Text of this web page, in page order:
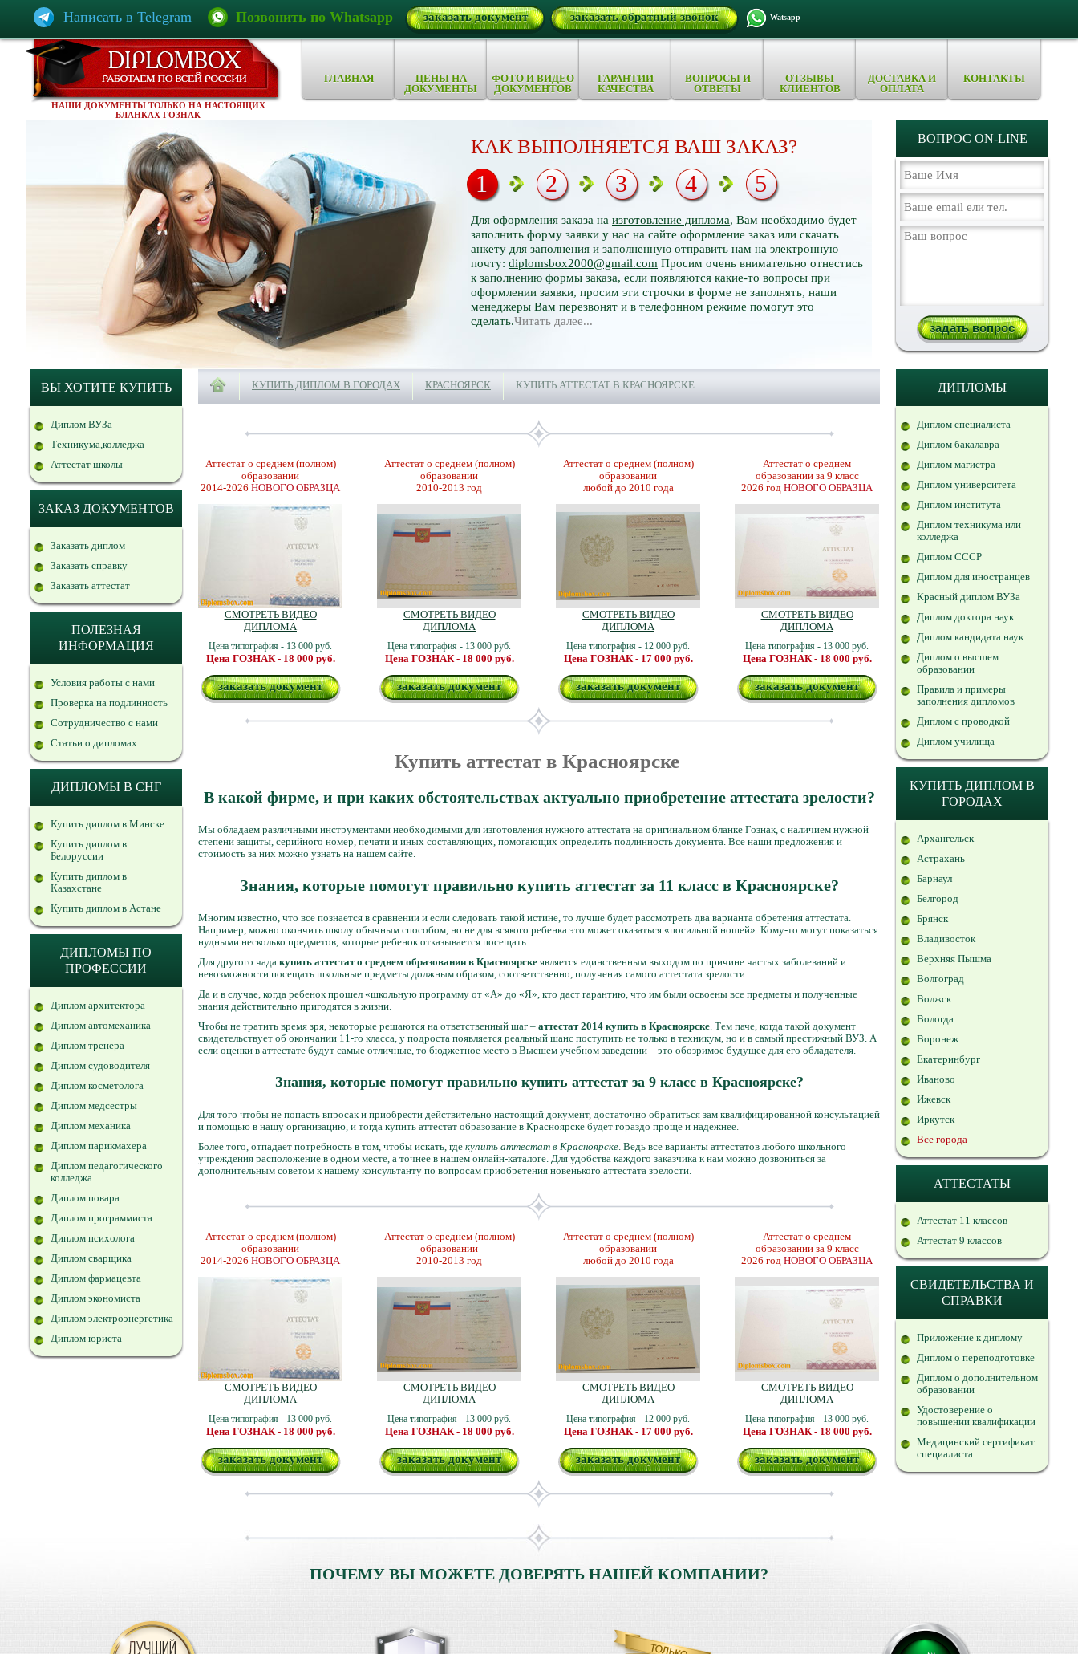
Написать в Telegram Позвонить по Whatsapp заказать документ заказать обратный звонок Watsapp
НАШИ ДОКУМЕНТЫ ТОЛЬКО НА НАСТОЯЩИХ
БЛАНКАХ ГОЗНАК
ГЛАВНАЯ
ЦЕНЫ НА
ДОКУМЕНТЫ
ФОТО И ВИДЕО
ДОКУМЕНТОВ
ГАРАНТИИ
КАЧЕСТВА
ВОПРОСЫ И
ОТВЕТЫ
ОТЗЫВЫ
КЛИЕНТОВ
ДОСТАВКА И
ОПЛАТА
КОНТАКТЫ
КАК ВЫПОЛНЯЕТСЯ ВАШ ЗАКАЗ?
Для оформления заказа на изготовление диплома, Вам необходимо будет
заполнить форму заявки у нас на сайте оформление заказ или скачать
анкету для заполнения и заполненную отправить нам на электронную
почту: diplomsbox2000@gmail.com Просим очень внимательно отнестись
к заполнению формы заказа, если появляются какие-то вопросы при
оформлении заявки, просим эти строчки в форме не заполнять, наши
менеджеры Вам перезвонят и в телефонном режиме помогут это
сделать.Читать далее...
1 2 3 4 5
ВОПРОС ON-LINE
ВЫ ХОТИТЕ КУПИТЬ
Диплом ВУЗа
Техникума,колледжа
Аттестат школы
ЗАКАЗ ДОКУМЕНТОВ
Заказать диплом
Заказать справку
Заказать аттестат
ПОЛЕЗНАЯ
ИНФОРМАЦИЯ
Условия работы с нами
Проверка на подлинность
Сотрудничество с нами
Статьи о дипломах
ДИПЛОМЫ В СНГ
Купить диплом в Минске
Купить диплом в
Белоруссии
Купить диплом в
Казахстане
Купить диплом в Астане
ДИПЛОМЫ ПО
ПРОФЕССИИ
Диплом архитектора
Диплом автомеханика
Диплом тренера
Диплом судоводителя
Диплом косметолога
Диплом медсестры
Диплом механика
Диплом парикмахера
Диплом педагогического
колледжа
Диплом повара
Диплом программиста
Диплом психолога
Диплом сварщика
Диплом фармацевта
Диплом экономиста
Диплом электроэнергетика
Диплом юриста
КУПИТЬ ДИПЛОМ В ГОРОДАХ КРАСНОЯРСК КУПИТЬ АТТЕСТАТ В КРАСНОЯРСКЕ
Аттестат о среднем (полном)
образовании
2014-2026 НОВОГО ОБРАЗЦА
СМОТРЕТЬ ВИДЕО
ДИПЛОМА
Цена типография - 13 000 руб.
Цена ГОЗНАК - 18 000 руб.
заказать документ
Аттестат о среднем (полном)
образовании
2010-2013 год
СМОТРЕТЬ ВИДЕО
ДИПЛОМА
Цена типография - 13 000 руб.
Цена ГОЗНАК - 18 000 руб.
заказать документ
Аттестат о среднем (полном)
образовании
любой до 2010 года
СМОТРЕТЬ ВИДЕО
ДИПЛОМА
Цена типография - 12 000 руб.
Цена ГОЗНАК - 17 000 руб.
заказать документ
Аттестат о среднем
образовании за 9 класс
2026 год НОВОГО ОБРАЗЦА
СМОТРЕТЬ ВИДЕО
ДИПЛОМА
Цена типография - 13 000 руб.
Цена ГОЗНАК - 18 000 руб.
заказать документ
Купить аттестат в Красноярске
В какой фирме, и при каких обстоятельствах актуально приобретение аттестата зрелости?
Мы обладаем различными инструментами необходимыми для изготовления нужного аттестата на оригинальном бланке Гознак, с наличием нужной
степени защиты, серийного номер, печати и иных составляющих, помогающих определить подлинность документа. Все наши предложения и
стоимость за них можно узнать на нашем сайте.
Знания, которые помогут правильно купить аттестат за 11 класс в Красноярске?
Многим известно, что все познается в сравнении и если следовать такой истине, то лучше будет рассмотреть два варианта обретения аттестата.
Например, можно окончить школу обычным способом, но не для всякого ребенка это может оказаться «посильной ношей». Кому-то могут показаться
нудными несколько предметов, которые ребенок отказывается посещать.
Для другого чада купить аттестат о среднем образовании в Красноярске является единственным выходом по причине частых заболеваний и
невозможности посещать школьные предметы должным образом, соответственно, получения самого аттестата зрелости.
Да и в случае, когда ребенок прошел «школьную программу от «А» до «Я», кто даст гарантию, что им были освоены все предметы и полученные
знания действительно пригодятся в жизни.
Чтобы не тратить время зря, некоторые решаются на ответственный шаг – аттестат 2014 купить в Красноярске. Тем паче, когда такой документ
свидетельствует об окончании 11-го класса, у подроста появляется реальный шанс поступить не только в техникум, но и в самый престижный ВУЗ. А
если оценки в аттестате будут самые отличные, то бюджетное место в Высшем учебном заведении – это обозримое будущее для его обладателя.
Знания, которые помогут правильно купить аттестат за 9 класс в Красноярске?
Для того чтобы не попасть впросак и приобрести действительно настоящий документ, достаточно обратиться зам квалифицированной консультацией
и помощью в нашу организацию, и тогда купить аттестат образование в Красноярске будет гораздо проще и надежнее.
Более того, отпадает потребность в том, чтобы искать, где купить аттестат в Красноярске. Ведь все варианты аттестатов любого школьного
учреждения расположение в одном месте, а точнее в нашем онлайн-каталоге. Для удобства каждого заказчика к нам можно дозвониться за
дополнительным советом к нашему консультанту по вопросам приобретения новенького аттестата зрелости.
Аттестат о среднем (полном)
образовании
2014-2026 НОВОГО ОБРАЗЦА
СМОТРЕТЬ ВИДЕО
ДИПЛОМА
Цена типография - 13 000 руб.
Цена ГОЗНАК - 18 000 руб.
заказать документ
Аттестат о среднем (полном)
образовании
2010-2013 год
СМОТРЕТЬ ВИДЕО
ДИПЛОМА
Цена типография - 13 000 руб.
Цена ГОЗНАК - 18 000 руб.
заказать документ
Аттестат о среднем (полном)
образовании
любой до 2010 года
СМОТРЕТЬ ВИДЕО
ДИПЛОМА
Цена типография - 12 000 руб.
Цена ГОЗНАК - 17 000 руб.
заказать документ
Аттестат о среднем
образовании за 9 класс
2026 год НОВОГО ОБРАЗЦА
СМОТРЕТЬ ВИДЕО
ДИПЛОМА
Цена типография - 13 000 руб.
Цена ГОЗНАК - 18 000 руб.
заказать документ
ДИПЛОМЫ
Диплом специалиста
Диплом бакалавра
Диплом магистра
Диплом университета
Диплом института
Диплом техникума или
колледжа
Диплом СССР
Диплом для иностранцев
Красный диплом ВУЗа
Диплом доктора наук
Диплом кандидата наук
Диплом о высшем
образовании
Правила и примеры
заполнения дипломов
Диплом с проводкой
Диплом училища
КУПИТЬ ДИПЛОМ В
ГОРОДАХ
Архангельск
Астрахань
Барнаул
Белгород
Брянск
Владивосток
Верхняя Пышма
Волгоград
Волжск
Вологда
Воронеж
Екатеринбург
Иваново
Ижевск
Иркутск
Все города
АТТЕСТАТЫ
Аттестат 11 классов
Аттестат 9 классов
СВИДЕТЕЛЬСТВА И
СПРАВКИ
Приложение к диплому
Диплом о переподготовке
Диплом о дополнительном
образовании
Удостоверение о
повышении квалификации
Медицинский сертификат
специалиста
ПОЧЕМУ ВЫ МОЖЕТЕ ДОВЕРЯТЬ НАШЕЙ КОМПАНИИ?